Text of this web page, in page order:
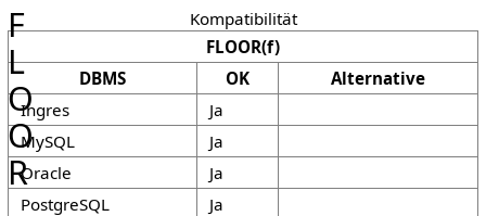
Kompatibilität
FLOOR(f)
DBMS
OK
Alternative
Ingres
Ja
MySQL
Ja
Oracle
Ja
PostgreSQL
Ja
F
L
O
O
R